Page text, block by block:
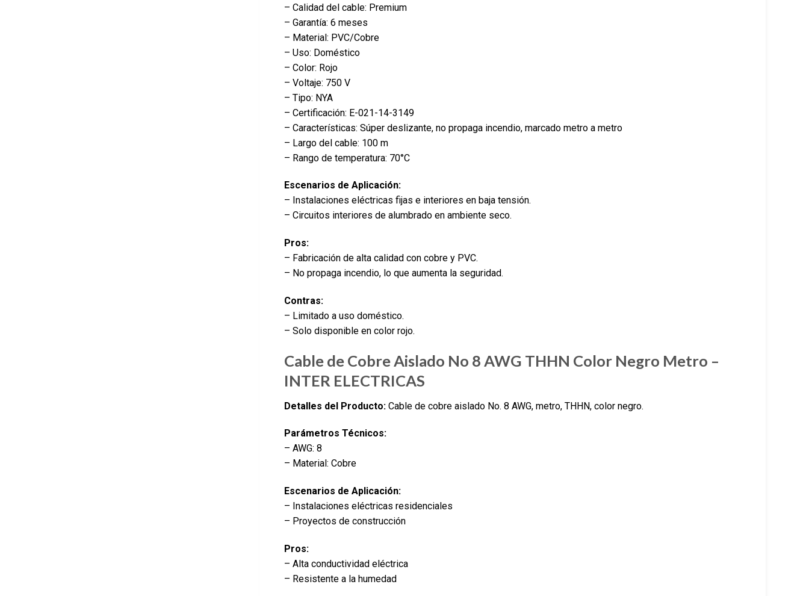
– Calidad del cable: Premium
– Garantía: 6 meses
– Material: PVC/Cobre
– Uso: Doméstico
– Color: Rojo
– Voltaje: 750 V
– Tipo: NYA
– Certificación: E-021-14-3149
– Características: Súper deslizante, no propaga incendio, marcado metro a metro
– Largo del cable: 100 m
– Rango de temperatura: 70°C
Escenarios de Aplicación:
– Instalaciones eléctricas fijas e interiores en baja tensión.
– Circuitos interiores de alumbrado en ambiente seco.
Pros:
– Fabricación de alta calidad con cobre y PVC.
– No propaga incendio, lo que aumenta la seguridad.
Contras:
– Limitado a uso doméstico.
– Solo disponible en color rojo.
Cable de Cobre Aislado No 8 AWG THHN Color Negro Metro –
INTER ELECTRICAS
Detalles del Producto: Cable de cobre aislado No. 8 AWG, metro, THHN, color negro.
Parámetros Técnicos:
– AWG: 8
– Material: Cobre
Escenarios de Aplicación:
– Instalaciones eléctricas residenciales
– Proyectos de construcción
Pros:
– Alta conductividad eléctrica
– Resistente a la humedad